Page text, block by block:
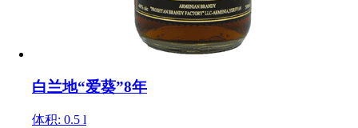
白兰地“爱葵”8年
体积: 0.5 l